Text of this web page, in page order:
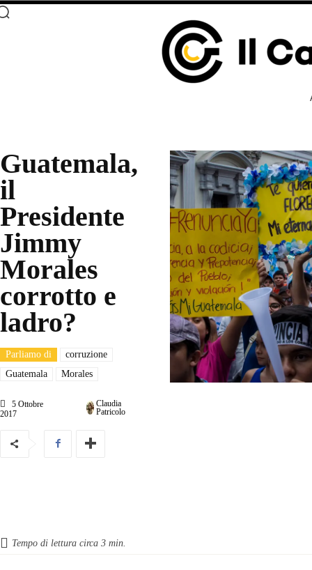
Guatemala,
il
Presidente
Jimmy
Morales
corrotto e
ladro?
Parliamo di
corruzione
Guatemala
Morales
5 Ottobre
2017
Claudia
Patricolo
Tempo di lettura circa 3 min.